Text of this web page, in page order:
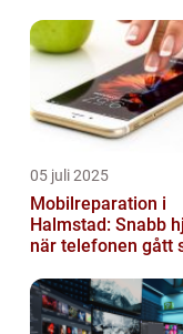
05 juli 2025
Mobilreparation i
Halmstad: Snabb
när telefonen gått